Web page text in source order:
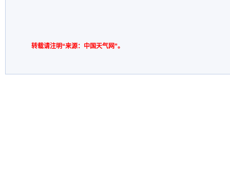
转载请注明“来源：中国天气网”。